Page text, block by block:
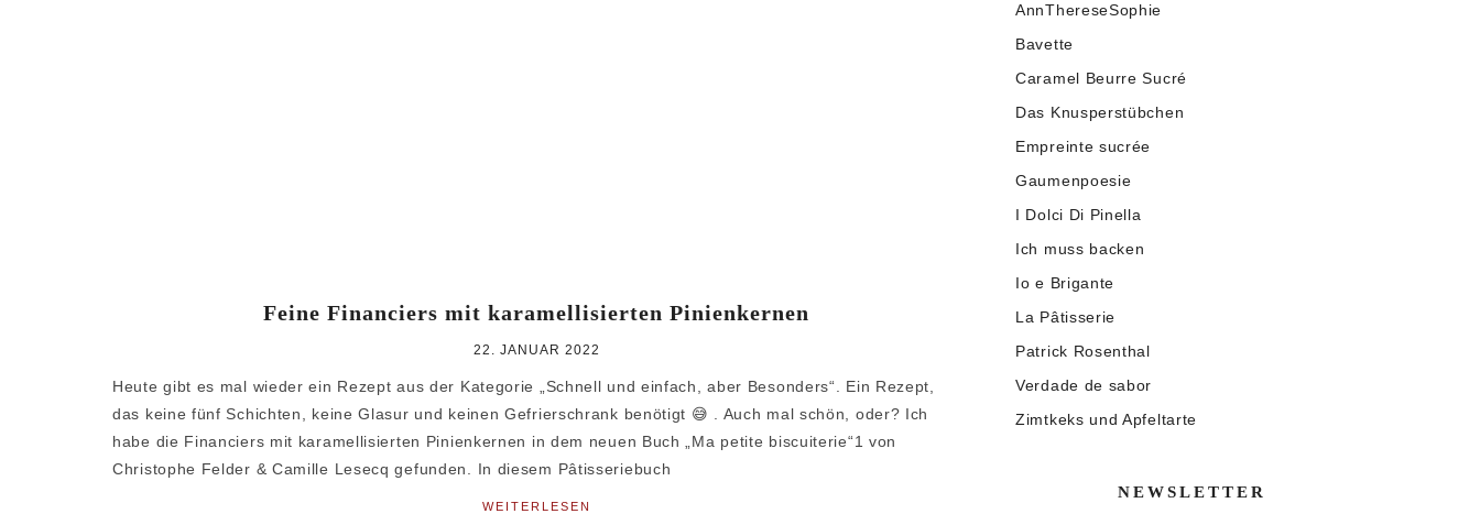
Feine Financiers mit karamellisierten Pinienkernen
22. JANUAR 2022
Heute gibt es mal wieder ein Rezept aus der Kategorie „Schnell und einfach, aber Besonders“. Ein Rezept,
das keine fünf Schichten, keine Glasur und keinen Gefrierschrank benötigt 😅 . Auch mal schön, oder? Ich
habe die Financiers mit karamellisierten Pinienkernen in dem neuen Buch „Ma petite biscuiterie“1 von
Christophe Felder & Camille Lesecq gefunden. In diesem Pâtisseriebuch
WEITERLESEN
AnnThereseSophie
Bavette
Caramel Beurre Sucré
Das Knusperstübchen
Empreinte sucrée
Gaumenpoesie
I Dolci Di Pinella
Ich muss backen
Io e Brigante
La Pâtisserie
Patrick Rosenthal
Verdade de sabor
Zimtkeks und Apfeltarte
NEWSLETTER